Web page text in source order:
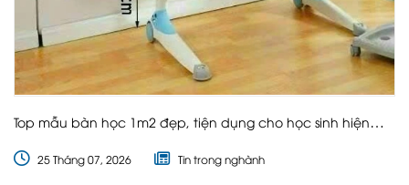
Top mẫu bàn học 1m2 đẹp, tiện dụng cho học sinh hiện
25 Tháng 07, 2026 Tin trong nghành